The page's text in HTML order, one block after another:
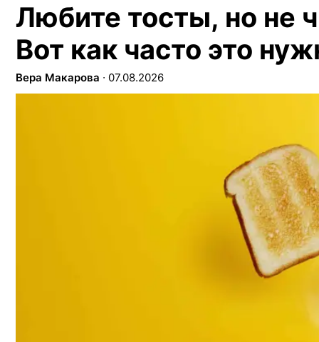
Любите тосты, но не
Вот как часто это
Вера Макарова ∙ 07.08.2026